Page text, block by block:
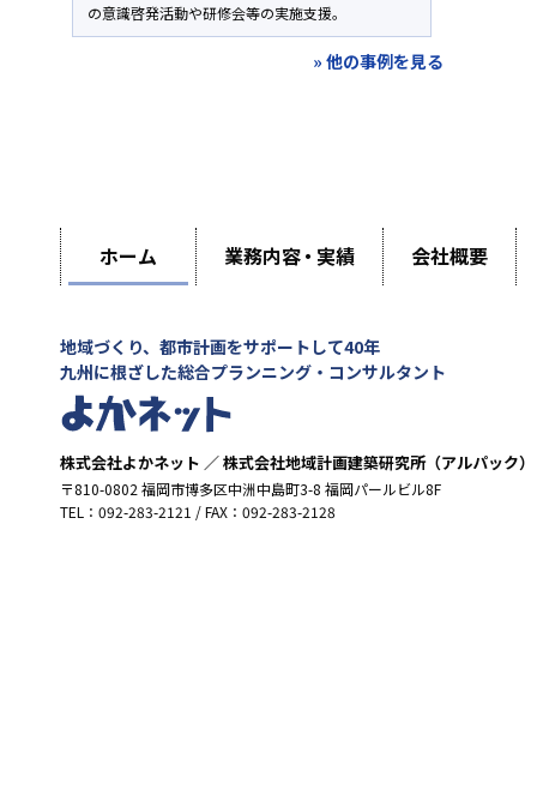
の意識啓発活動や研修会等の実施支援。
» 他の事例を見る
ホーム 業務内容・実績 会社概要
地域づくり、都市計画をサポートして40年
九州に根ざした総合プランニング・コンサルタント
株式会社よかネット ／ 株式会社地域計画建築研究所（アルパック
〒810-0802 福岡市博多区中洲中島町3-8 福岡パールビル8F
TEL：092-283-2121 / FAX：092-283-2128